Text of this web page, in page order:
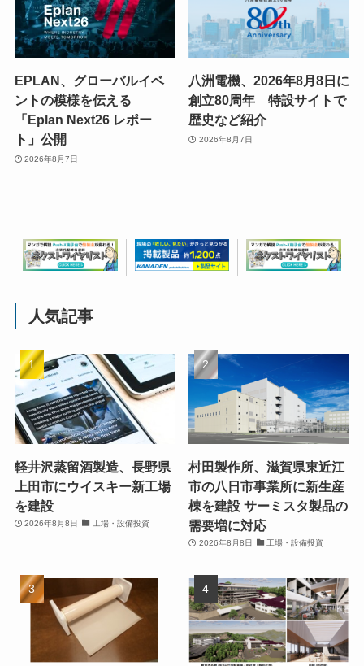
EPLAN、グローバルイベ
ントの模様を伝える
「Eplan Next26 レポー
ト」公開
2026年8月7日
八洲電機、2026年8月8日に
創立80周年 特設サイトで
歴史など紹介
2026年8月7日
人気記事
軽井沢蒸留酒製造、長野県
上田市にウイスキー新工場
を建設
2026年8月8日 工場・設備投資
村田製作所、滋賀県東近江
市の八日市事業所に新生産
棟を建設 サーミスタ製品の
需要増に対応
2026年8月8日 工場・設備投資